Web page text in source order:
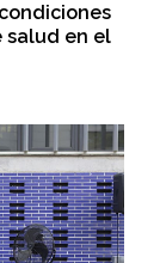
salud en el